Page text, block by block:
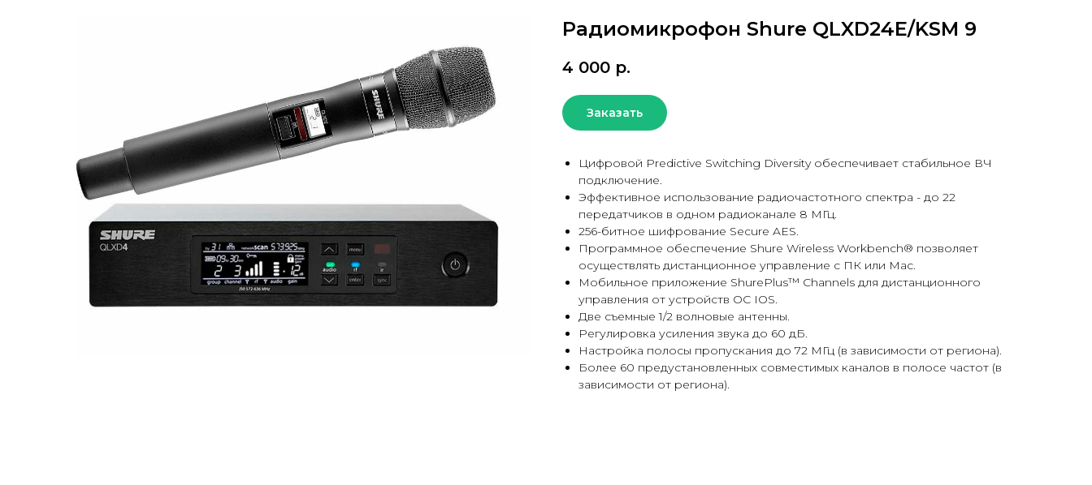
Радиомикрофон Shure QLXD24E/KSM 9
4 000 р.
Заказать
Цифровой Predictive Switching Diversity обеспечивает стабильное ВЧ
подключение.
Эффективное использование радиочастотного спектра - до 22
передатчиков в одном радиоканале 8 МГц.
256-битное шифрование Secure AES.
Программное обеспечение Shure Wireless Workbench® позволяет
осуществлять дистанционное управление с ПК или Mac.
Мобильное приложение ShurePlus™ Channels для дистанционного
управления от устройств ОС IOS.
Две съемные 1/2 волновые антенны.
Регулировка усиления звука до 60 дБ.
Настройка полосы пропускания до 72 МГц (в зависимости от региона).
Более 60 предустановленных совместимых каналов в полосе частот (в
зависимости от региона).